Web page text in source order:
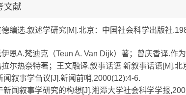
文献
德编选.叙述学研究[M].北京：中国社会科学出版社
伊恩A.梵迪克（Teun A. Van Dijk）著；曾庆香译.作
拉尔热奈特著；王文融译.叙事话语 新叙事话语[M].
闻叙事学刍议[J].新闻前哨,2000(12):4-6.
新闻叙事学研究的构想[J].湘潭大学社会科学学报